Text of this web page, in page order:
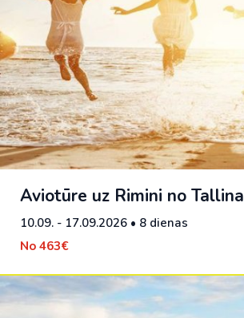
Aviotūre uz Rimini no
10.09. - 17.09.2026 • 8 dienas
No 463€